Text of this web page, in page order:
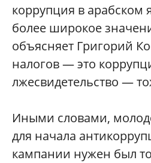
коррупция в арабском
более широкое
объясняет Григорий
налогов — это
лжесвидетельство —
Иными словами,
для начала
кампании нужен был